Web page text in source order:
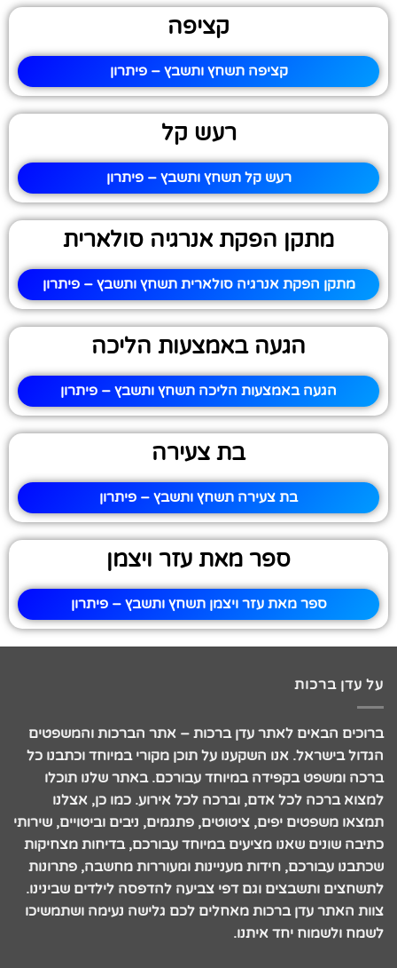
קציפה
קציפה תשחץ ותשבץ – פיתרון
רעש קל
רעש קל תשחץ ותשבץ – פיתרון
מתקן הפקת אנרגיה סולארית
מתקן הפקת אנרגיה סולארית תשחץ ותשבץ – פיתרון
הגעה באמצעות הליכה
הגעה באמצעות הליכה תשחץ ותשבץ – פיתרון
בת צעירה
בת צעירה תשחץ ותשבץ – פיתרון
ספר מאת עזר ויצמן
ספר מאת עזר ויצמן תשחץ ותשבץ – פיתרון
על עדן ברכות
ברוכים הבאים לאתר עדן ברכות – אתר הברכות והמשפטים
הגדול בישראל. אנו השקענו על תוכן מקורי במיוחד וכתבנו כל
ברכה ומשפט בקפידה במיוחד עבורכם. באתר שלנו תוכלו
למצוא ברכה לכל אדם, וברכה לכל אירוע. כמו כן, אצלנו
תמצאו משפטים יפים, ציטוטים, פתגמים, ניבים וביטויים, שירותי
כתיבה שונים שאנו מציעים במיוחד עבורכם, בדיחות מצחיקות
שכתבנו עבורכם, חידות מעניינות ומעוררות מחשבה, פתרונות
לתשחצים ותשבצים וגם דפי צביעה להדפסה לילדים שבינינו.
צוות האתר עדן ברכות מאחלים לכם גלישה נעימה ושתמשיכו
לשמח ולשמוח יחד איתנו.